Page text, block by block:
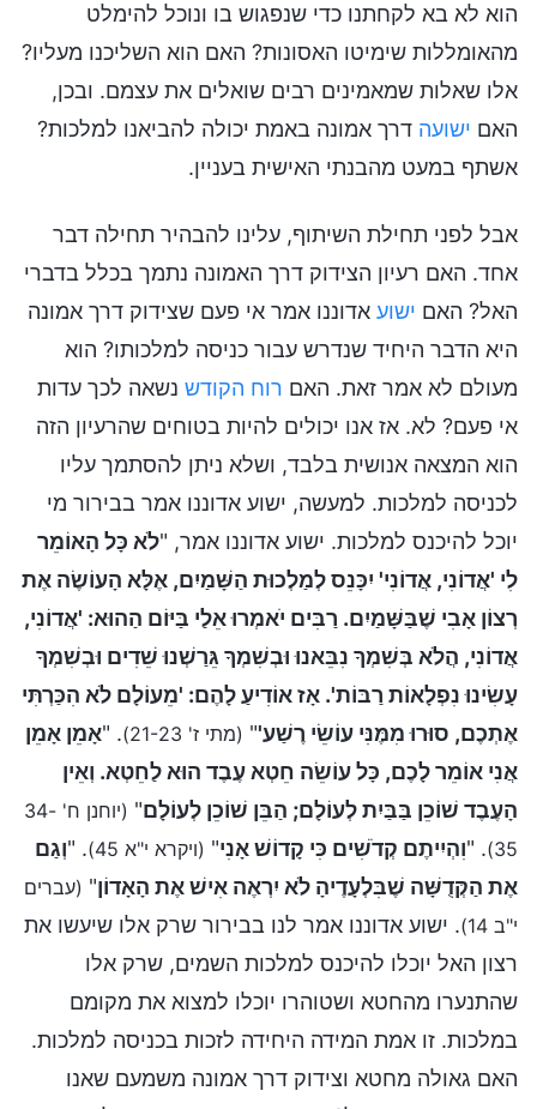
הוא לא בא לקחתנו כדי שנפגוש בו ונוכל להימלט
מהאומללות שימיטו האסונות? האם הוא השליכנו מעליו?
אלו שאלות שמאמינים רבים שואלים את עצמם. ובכן,
האם ישועה דרך אמונה באמת יכולה להביאנו למלכות?
אשתף במעט מהבנתי האישית בעניין.
אבל לפני תחילת השיתוף, עלינו להבהיר תחילה דבר
אחד. האם רעיון הצידוק דרך האמונה נתמך בכלל בדברי
האל? האם ישוע אדוננו אמר אי פעם שצידוק דרך אמונה
היא הדבר היחיד שנדרש עבור כניסה למלכותו? הוא
מעולם לא אמר זאת. האם רוח הקודש נשאה לכך עדות
אי פעם? לא. אז אנו יכולים להיות בטוחים שהרעיון הזה
הוא המצאה אנושית בלבד, ושלא ניתן להסתמך עליו
לכניסה למלכות. למעשה, ישוע אדוננו אמר בבירור מי
יוכל להיכנס למלכות. ישוע אדוננו אמר, "לֹא כָּל הָאוֹמֵר
לִי 'אֲדוֹנִי, אֲדוֹנִי' יִכָּנֵס לְמַלְכוּת הַשָּׁמַיִם, אֶלָּא הָעוֹשֶׂה אֶת
רְצוֹן אָבִי שֶׁבַּשָּׁמַיִם. רַבִּים יֺאמְרוּ אֵלַי בַּיּוֹם הַהוּא: 'אֲדוֹנִי,
אֲדוֹנִי, הֲלֹא בְּשִׁמְךָ נִבֵּאנוּ וּבְשִׁמְךָ גֵּרַשְׁנוּ שֵׁדִים וּבְשִׁמְךָ
עָשִׂינוּ נִפְלָאוֹת רַבּוֹת'. אָז אוֹדִיעַ לָהֶם: 'מֵעוֹלָם לֹא הִכַּרְתִּי
אֶתְכֶם, סוּרוּ מִמֶּנִּי עוֹשֵׂי רֶשַׁע'" (מתי ז' 21-23) . "אָמֵן אָמֵן
אֲנִי אוֹמֵר לָכֶם, כָּל עוֹשֵׂה חֵטְא עֶבֶד הוּא לַחֵטְא. וְאֵין
הָעֶבֶד שׁוֹכֵן בַּבַּיִת לְעוֹלָם; הַבֵּן שׁוֹכֵן לְעוֹלָם"
(יוחנן ח' 34-
35)
. "וִהְיִיתֶם קְדֹשִׁים כִּי קָדוֹשׁ אָנִי" (ויקרא י"א 45) . "וְגַם
אֶת הַקְּדֻשָּׁה שֶׁבִּלְעָדֶיהָ לֹא יִרְאֶה אִישׁ אֶת הָאָדוֹן" (עברים
י"ב 14)
. ישוע אדוננו אמר לנו בבירור שרק אלו שיעשו את
רצון האל יוכלו להיכנס למלכות השמים, שרק אלו
שהתנערו מהחטא ושטוהרו יוכלו למצוא את מקומם
במלכות. זו אמת המידה היחידה לזכות בכניסה למלכות.
האם גאולה מחטא וצידוק דרך אמונה משמעם שאנו